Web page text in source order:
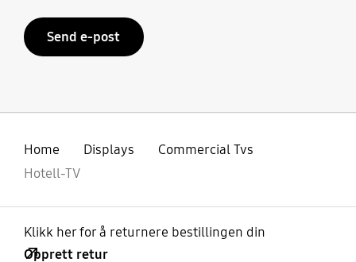
Send e-post
Home Displays
Commercial Tvs
Hotell-TV
Klikk her for å returnere bestillingen din
Opprett retur